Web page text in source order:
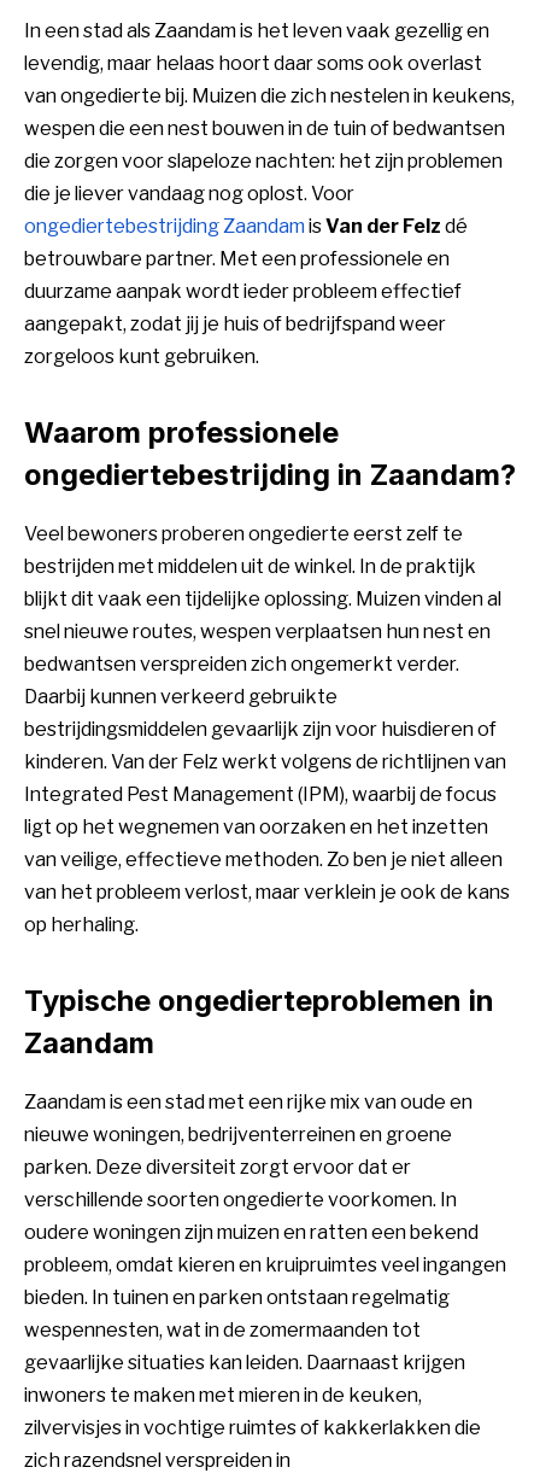
In een stad als Zaandam is het leven vaak gezellig en
levendig, maar helaas hoort daar soms ook overlast
van ongedierte bij. Muizen die zich nestelen in keukens,
wespen die een nest bouwen in de tuin of bedwantsen
die zorgen voor slapeloze nachten: het zijn problemen
die je liever vandaag nog oplost. Voor
ongediertebestrijding Zaandam isVan der Felz dé
betrouwbare partner. Met een professionele en
duurzame aanpak wordt ieder probleem effectief
aangepakt, zodat jij je huis of bedrijfspand weer
zorgeloos kunt gebruiken.
Waarom professionele
ongediertebestrijding in Zaandam?
Veel bewoners proberen ongedierte eerst zelf te
bestrijden met middelen uit de winkel. In de praktijk
blijkt dit vaak een tijdelijke oplossing. Muizen vinden al
snel nieuwe routes, wespen verplaatsen hun nest en
bedwantsen verspreiden zich ongemerkt verder.
Daarbij kunnen verkeerd gebruikte
bestrijdingsmiddelen gevaarlijk zijn voor huisdieren of
kinderen. Van der Felz werkt volgens de richtlijnen van
Integrated Pest Management (IPM), waarbij de focus
ligt op het wegnemen van oorzaken en het inzetten
van veilige, effectieve methoden. Zo ben je niet alleen
van het probleem verlost, maar verklein je ook de kans
op herhaling.
Typische ongedierteproblemen in
Zaandam
Zaandam is een stad met een rijke mix van oude en
nieuwe woningen, bedrijventerreinen en groene
parken. Deze diversiteit zorgt ervoor dat er
verschillende soorten ongedierte voorkomen. In
oudere woningen zijn muizen en ratten een bekend
probleem, omdat kieren en kruipruimtes veel ingangen
bieden. In tuinen en parken ontstaan regelmatig
wespennesten, wat in de zomermaanden tot
gevaarlijke situaties kan leiden. Daarnaast krijgen
inwoners te maken met mieren in de keuken,
zilvervisjes in vochtige ruimtes of kakkerlakken die
zich razendsnel verspreiden in